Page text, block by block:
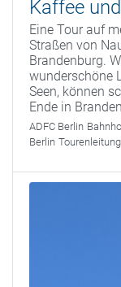
Kaffee
Eine Tour auf
Straßen von
Brandenburg.
wunderschöne
Seen, können
Ende in
ADFC Berlin
Berlin